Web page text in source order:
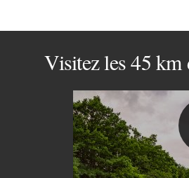
Visitez les 45 km